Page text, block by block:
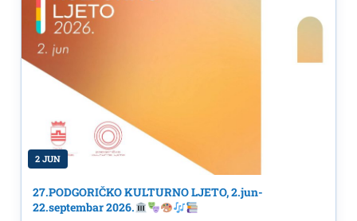
2 JUN
27.PODGORIČKO KULTURNO LJETO, 2.jun-
22.septembar 2026.